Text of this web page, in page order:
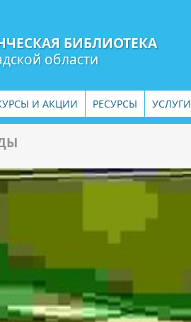
БИБЛИОТЕКА
области
И АКЦИИ РЕСУРСЫ УСЛУГИ